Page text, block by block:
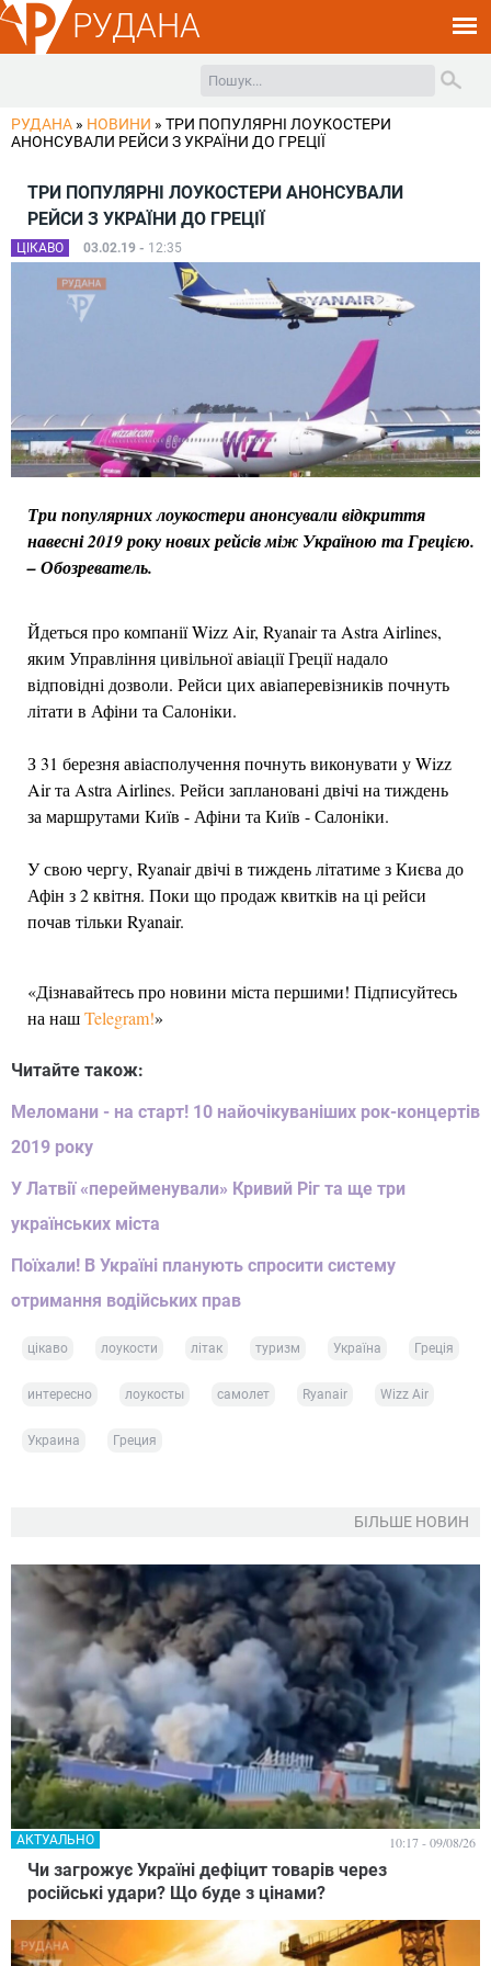
РУДАНА
РУДАНА » НОВИНИ » ТРИ ПОПУЛЯРНІ ЛОУКОСТЕРИ
АНОНСУВАЛИ РЕЙСИ З УКРАЇНИ ДО ГРЕЦІЇ
ТРИ ПОПУЛЯРНІ ЛОУКОСТЕРИ АНОНСУВАЛИ
РЕЙСИ З УКРАЇНИ ДО ГРЕЦІЇ
ЦІКАВО 03.02.19 - 12:35
Три популярних лоукостери анонсували відкриття
навесні 2019 року нових рейсів між Україною та Грецією.
– Обозреватель.
Йдеться про компанії Wizz Air, Ryanair та Astra Airlines,
яким Управління цивільної авіації Греції надало
відповідні дозволи. Рейси цих авіаперевізників почнуть
літати в Афіни та Салоніки.
З 31 березня авіасполучення почнуть виконувати у Wizz
Air та Astra Airlines. Рейси заплановані двічі на тиждень
за маршрутами Київ - Афіни та Київ - Салоніки.
У свою чергу, Ryanair двічі в тиждень літатиме з Києва до
Афін з 2 квітня. Поки що продаж квитків на ці рейси
почав тільки Ryanair.
«Дізнавайтесь про новини міста першими! Підписуйтесь
на нашTelegram!»
Читайте також:
Меломани - на старт! 10 найочікуваніших рок-концертів
2019 року
У Латвії «перейменували» Кривий Ріг та ще три
українських міста
Поїхали! В Україні планують спросити систему
отримання водійських прав
цікаво лоукости літак туризм Україна Греція
интересно лоукосты самолет Ryanair Wizz Air
Украина Греция
БІЛЬШЕ НОВИН
Чи загрожує Україні дефіцит товарів через
російські удари? Що буде з цінами?
АКТУАЛЬНО 10:17 - 09/08/26